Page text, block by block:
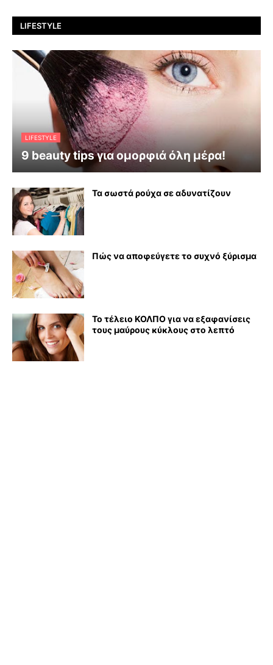
LIFESTYLE
LIFESTYLE
9 beauty tips για ομορφιά όλη μέρα!
Τα σωστά ρούχα σε αδυνατίζουν
Πώς να αποφεύγετε το συχνό ξύρισμα
Το τέλειο ΚΟΛΠΟ για να εξαφανίσεις
τους μαύρους κύκλους στο λεπτό